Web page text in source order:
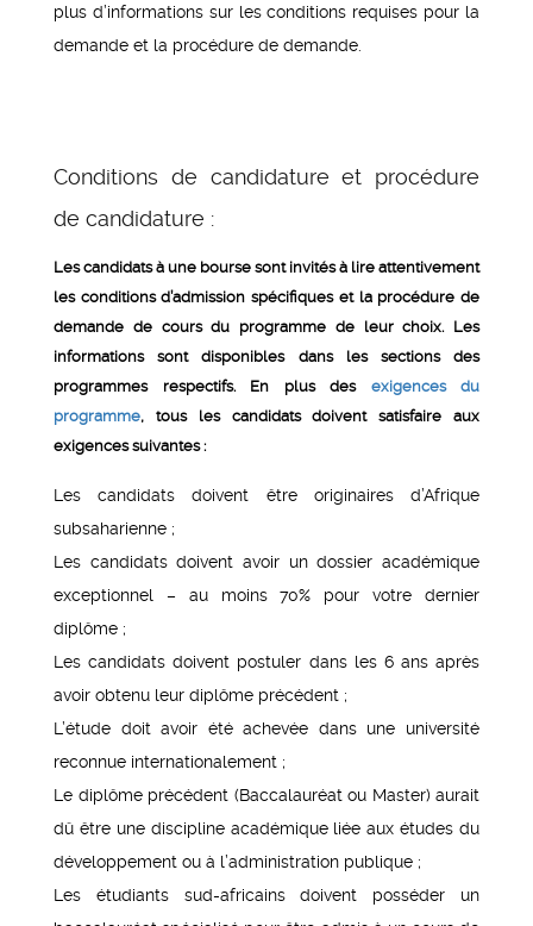
plus d’informations sur les conditions requises pour la
demande et la procédure de demande.
Conditions de candidature et procédure
de candidature :
Les candidats à une bourse sont invités à lire attentivement
les conditions d’admission spécifiques et la procédure de
demande de cours du programme de leur choix. Les
informations sont disponibles dans les sections des
programmes respectifs. En plus des exigences du
programme, tous les candidats doivent satisfaire aux
exigences suivantes :
Les candidats doivent être originaires d’Afrique
subsaharienne ;
Les candidats doivent avoir un dossier académique
exceptionnel – au moins 70% pour votre dernier
diplôme ;
Les candidats doivent postuler dans les 6 ans après
avoir obtenu leur diplôme précédent ;
L’étude doit avoir été achevée dans une université
reconnue internationalement ;
Le diplôme précédent (Baccalauréat ou Master) aurait
dû être une discipline académique liée aux études du
développement ou à l’administration publique ;
Les étudiants sud-africains doivent posséder un